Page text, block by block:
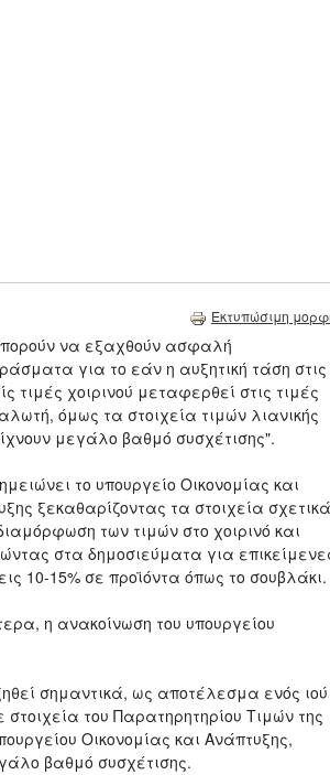
Εκτυπώσιμη
να εξαχθούν ασφαλή
για το εάν η αυξητική τάση στις
τιμές χοιρινού μεταφερθεί στις τιμές
όμως τα στοιχεία τιμών λιανικής
μεγάλο βαθμό συσχέτισης".
το υπουργείο Οικονομίας και
ξεκαθαρίζοντας τα στοιχεία σχετικά
των τιμών στο χοιρινό και
στα δημοσιεύματα για
10-15% σε προϊόντα όπως το σουβλάκι.
η ανακοίνωση του υπουργείου
σημαντικά, ως αποτέλεσμα ενός ιού
του Παρατηρητηρίου Τιμών της
Οικονομίας και Ανάπτυξης,
βαθμό συσχέτισης.